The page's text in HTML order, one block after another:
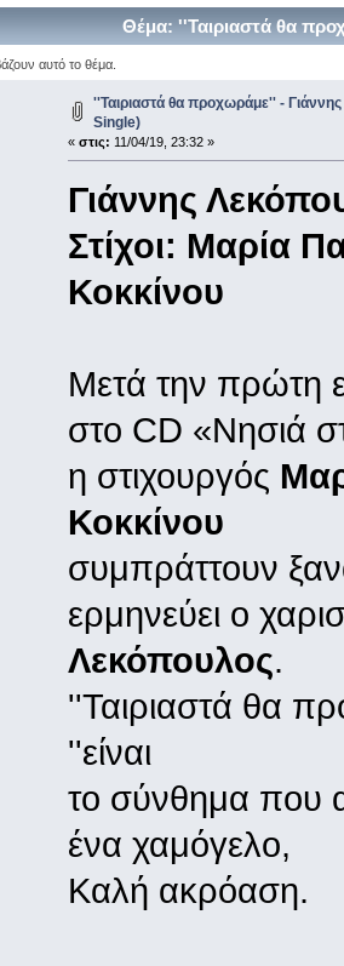
Θέμα: ''Ταιριαστά θα
αυτό το θέμα.
''Ταιριαστά θα προχωράμε'' -
Single)
« στις: 11/04/19, 23:32 »
Γιάννης
Στίχοι: Μαρία
Κοκκίνου
Μετά την πρώτη
στο CD «Νησιά
η στιχουργός
Κοκκίνου
συμπράττουν
ερμηνεύει ο
Λεκόπουλος.
''Ταιριαστά θα
''είναι
το σύνθημα που
ένα χαμόγελο,
Καλή ακρόαση.